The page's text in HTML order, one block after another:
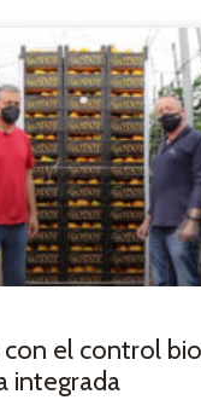
con el control
integrada